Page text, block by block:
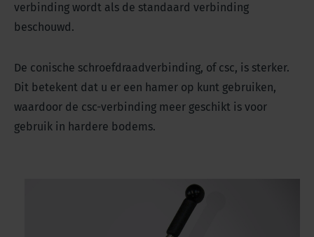
verbinding wordt als de standaard verbinding
beschouwd.
De conische schroefdraadverbinding, of csc, is sterker.
Dit betekent dat u er een hamer op kunt gebruiken,
waardoor de csc-verbinding meer geschikt is voor
gebruik in hardere bodems.